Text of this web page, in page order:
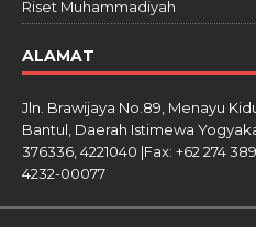
Riset Muhammadiyah
ALAMAT
Jln. Brawijaya No.89, Menayu
Bantul, Daerah Istimewa
376336, 4221040 |Fax: +62 274
4232-00077